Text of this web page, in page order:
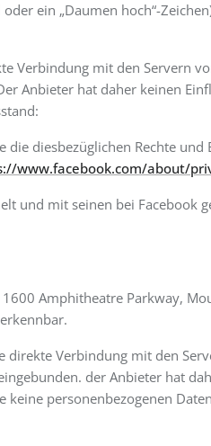
ein „Daumen hoch“-
Verbindung mit den Servern
Anbieter hat daher keinen
diesbezüglichen Rechte und
www.facebook.com/about/
und mit seinen bei Facebook
Amphitheatre Parkway,
direkte Verbindung mit den
der Anbieter hat
keine personenbezogenen